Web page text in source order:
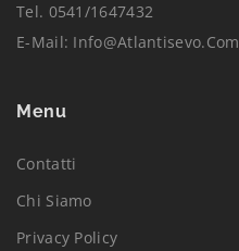
Tel. 0541/1647432
E-Mail: Info@atlantisevo.com
Menu
Contatti
Chi Siamo
Privacy Policy